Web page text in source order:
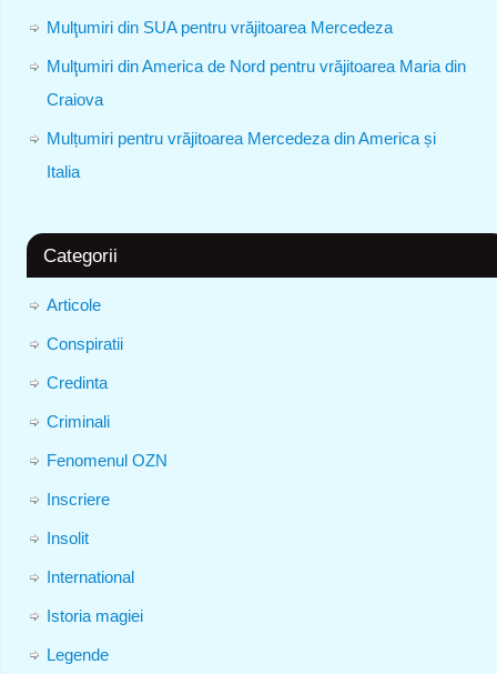
Mulţumiri din SUA pentru vrăjitoarea Mercedeza
Mulţumiri din America de Nord pentru vrăjitoarea Maria din
Craiova
Mulțumiri pentru vrăjitoarea Mercedeza din America și
Italia
Categorii
Articole
Conspiratii
Credinta
Criminali
Fenomenul OZN
Inscriere
Insolit
International
Istoria magiei
Legende